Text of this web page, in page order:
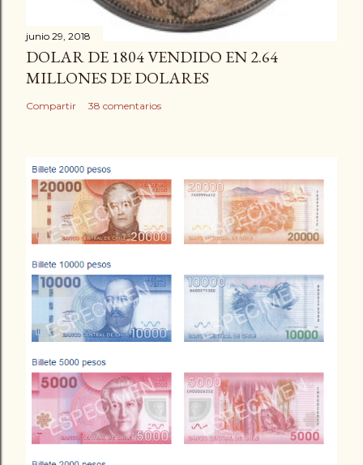
junio 29, 2018
DOLAR DE 1804 VENDIDO EN 2.64
MILLONES DE DOLARES
Compartir 38 comentarios